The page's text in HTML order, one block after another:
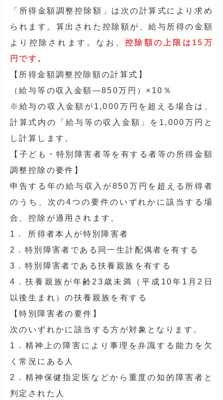
「所得金額調整控除額」は次の計算式により求め
られます。算出された控除額が、給与所得の金額
より控除されます。なお、控除額の上限は15万
円です。
【所得金額調整控除額の計算式】
（給与等の収入金額―850万円）×10％
※給与の収入金額が1,000万円を超える場合は、
計算式内の「給与等の収入金額」を1,000万円と
し計算します。
【子ども・特別障害者等を有する者等の所得金額
調整控除の要件】
申告する年の給与収入が850万円を超える所得者
のうち、次の4つの要件のいずれかに該当する場
合、控除が適用されます。
1． 所得者本人が特別障害者
2．特別障害者である同一生計配偶者を有する
3． 特別障害者である扶養親族を有する
4．扶養親族が年齢23歳未満（平成10年1月2日
以後生まれ）の扶養親族を有する
【特別障害者の要件】
次のいずれかに該当する方が対象となります。
1．精神上の障害により事理を弁識する能力を欠
く常況にある人
2．精神保健指定医などから重度の知的障害者と
判定された人